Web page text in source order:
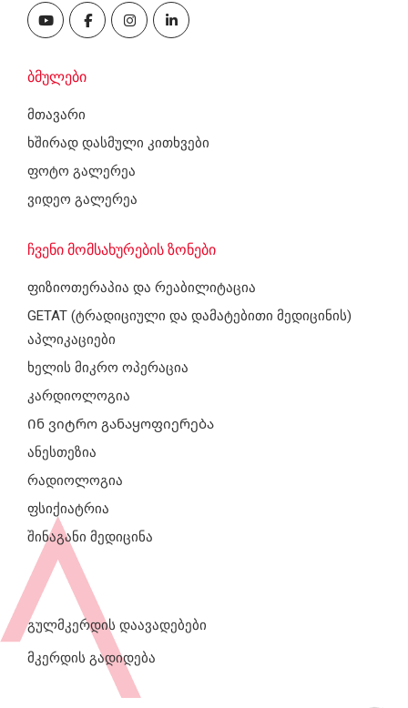
Ბმულები
მთავარი
ხშირად დასმული კითხვები
ფოტო გალერეა
ვიდეო გალერეა
Ჩვენი Მომსახურების Ზონები
ფიზიოთერაპია და რეაბილიტაცია
GETAT (ტრადიციული და დამატებითი მედიცინის)
აპლიკაციები
ხელის მიკრო ოპერაცია
კარდიოლოგია
Ინ ვიტრო განაყოფიერება
ანესთეზია
რადიოლოგია
ფსიქიატრია
შინაგანი მედიცინა
გულმკერდის დაავადებები
მკერდის გადიდება